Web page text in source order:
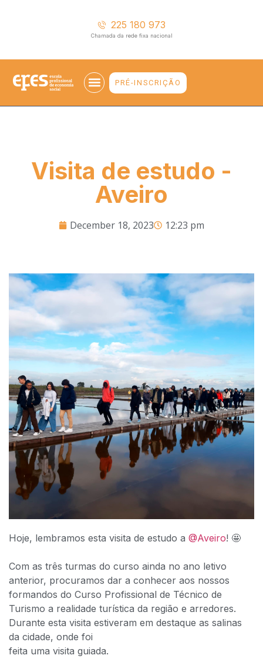
225 180 973
Chamada da rede fixa nacional
PRÉ-INSCRIÇÃO
Visita de estudo -
Aveiro
December 18, 2023 12:23 pm
Hoje, lembramos esta visita de estudo a @Aveiro! 🤩
Com as três turmas do curso ainda no ano letivo
anterior, procuramos dar a conhecer aos nossos
formandos do Curso Profissional de Técnico de
Turismo a realidade turística da região e arredores.
Durante esta visita estiveram em destaque as salinas
da cidade, onde foi
feita uma visita guiada.